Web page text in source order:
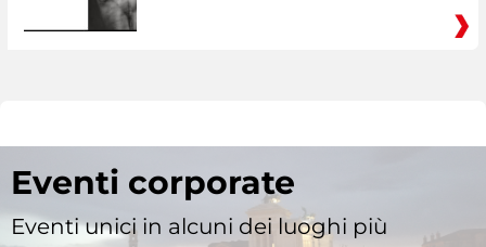
Eventi corporate
Eventi unici in alcuni dei luoghi più